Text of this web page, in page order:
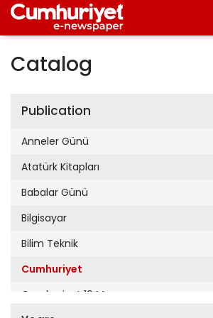
Catalog
Publication
Anneler Günü
Atatürk Kitapları
Babalar Günü
Bilgisayar
Bilim Teknik
Cumhuriyet
Cumhuriyet 19 Mayıs